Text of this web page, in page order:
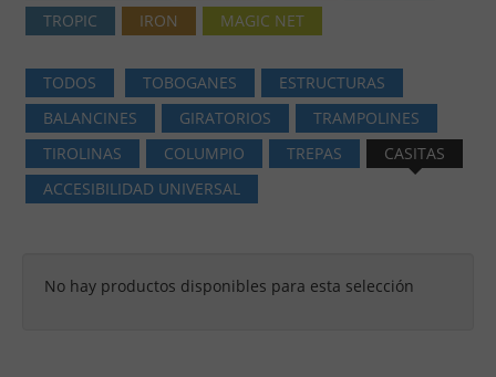
TROPIC
IRON MAGIC NET
TODOS TOBOGANES
ESTRUCTURAS
BALANCINES
GIRATORIOS
TRAMPOLINES
TIROLINAS
COLUMPIO TREPAS
CASITAS
ACCESIBILIDAD UNIVERSAL
No hay productos disponibles para esta selección